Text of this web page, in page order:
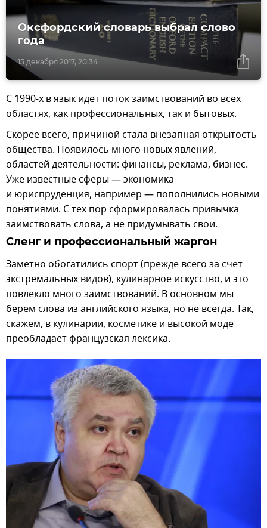
15 декабря 2017, 20:34
Оксфордский словарь выбрал слово
года
С 1990-х в язык идет поток заимствований во всех
областях, как профессиональных, так и бытовых.
Скорее всего, причиной стала внезапная открытость
общества. Появилось много новых явлений,
областей деятельности: финансы, реклама, бизнес.
Уже известные сферы — экономика
и юриспруденция, например — пополнились новыми
понятиями. С тех пор сформировалась привычка
заимствовать слова, а не придумывать свои.
Сленг и профессиональный жаргон
Заметно обогатились спорт (прежде всего за счет
экстремальных видов), кулинарное искусство, и это
повлекло много заимствований. В основном мы
берем слова из английского языка, но не всегда. Так,
скажем, в кулинарии, косметике и высокой моде
преобладает французская лексика.